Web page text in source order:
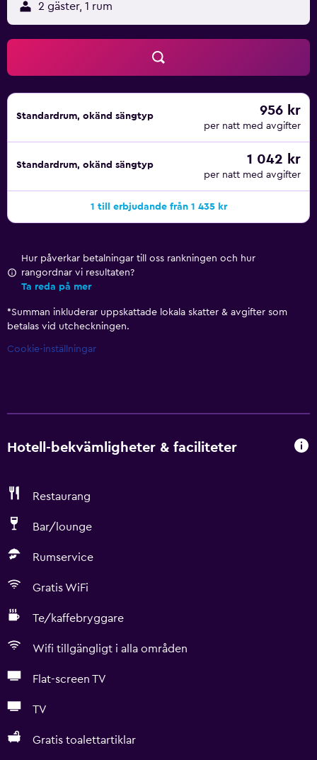
2 gäster, 1 rum
Standardrum, okänd sängtyp 956 kr
per natt med avgifter
Standardrum, okänd sängtyp 1 042 kr
per natt med avgifter
1 till erbjudande från 1 435 kr
Hur påverkar betalningar till oss rankningen och hur
rangordnar vi resultaten?
Ta reda på mer
*Summan inkluderar uppskattade lokala skatter & avgifter som
betalas vid utcheckningen.
Cookie-inställningar
Hotell-bekvämligheter & faciliteter
Restaurang
Bar/lounge
Rumservice
Gratis WiFi
Te/kaffebryggare
Wifi tillgängligt i alla områden
Flat-screen TV
TV
Gratis toalettartiklar